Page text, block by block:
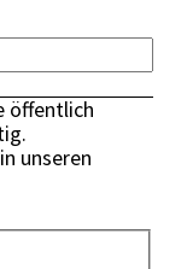
öffentlich
unseren